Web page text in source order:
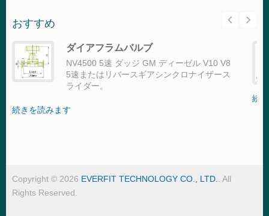
おすすめ
ダイアフラムバルブ
NV4500 5速 ダッジ GM ディーゼル V10 V8
5速またはリバースギアシンクロナイザース
ライダー。
続きを読みます
続
Copyright © 2026 EVERFIT TECHNOLOGY CO., LTD.. All
Rights Reserved.